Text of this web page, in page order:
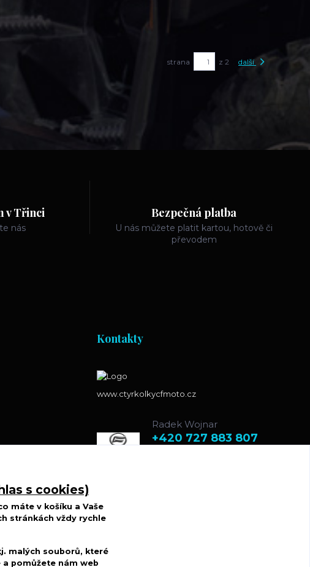
strana z 2 další
v Třinci
nás
Bezpečná platba
U nás můžete platit kartou, hotově či
převodem
Kontakty
www.ctyrkolkycfmoto.cz
Radek Wojnar
+420 727 883 807
s cookies)
máte v košíku a Vaše
stránkách vždy rychle
malých souborů, které
a pomůžete nám web